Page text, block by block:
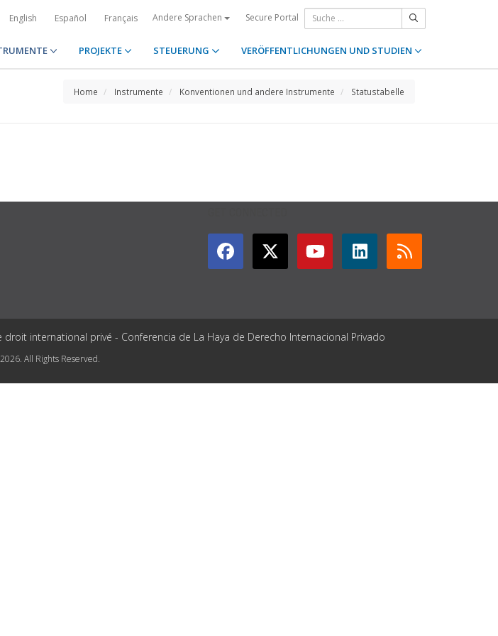
English Español Français Andere Sprachen Secure Portal
PROJEKTE STEUERUNG VERÖFFENTLICHUNGEN UND STUDIEN
Home Instrumente Konventionen und andere Instrumente Statustabelle
international privé - Conferencia de La Haya de Derecho Internacional Privado
All Rights Reserved.